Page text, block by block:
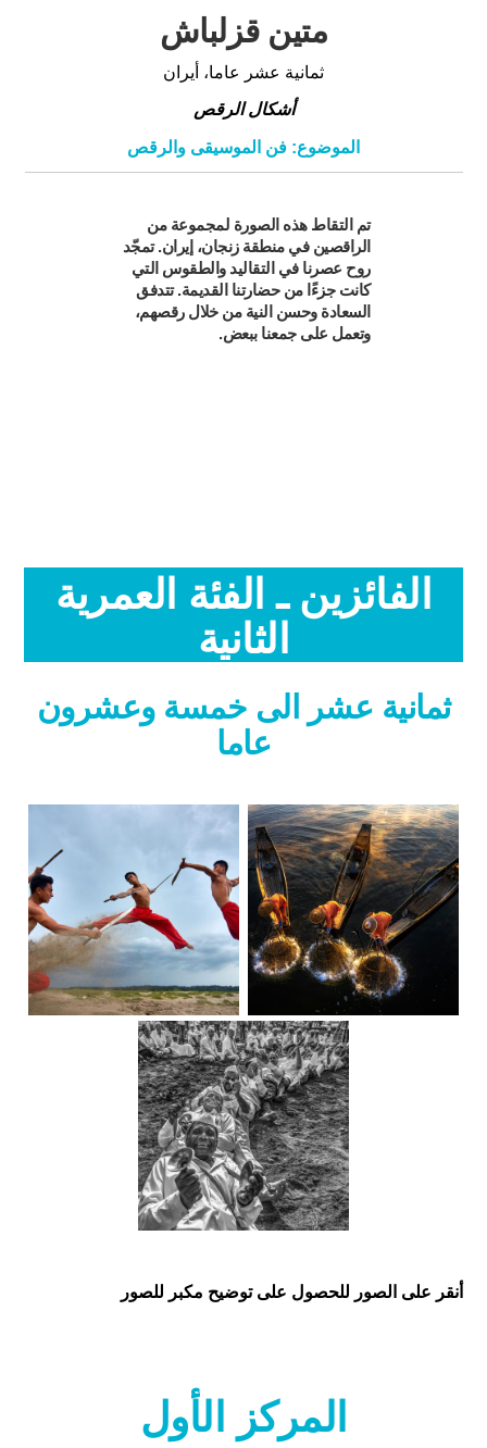
متین قزلباش
ثمانية عشر عاما، أيران
أشكال الرقص
الموضوع: فن الموسيقى والرقص
تم التقاط هذه الصورة لمجموعة من
الراقصين في منطقة زنجان، إيران. تمجّد
روح عصرنا في التقاليد والطقوس التي
كانت جزءًا من حضارتنا القديمة. تتدفق
السعادة وحسن النية من خلال رقصهم،
وتعمل على جمعنا ببعض.
الفائزين ـ الفئة العمرية
الثانية
ثمانية عشر الى خمسة وعشرون
عاما
أنقر على الصور للحصول على توضيح مكبر للصور
المركز الأول